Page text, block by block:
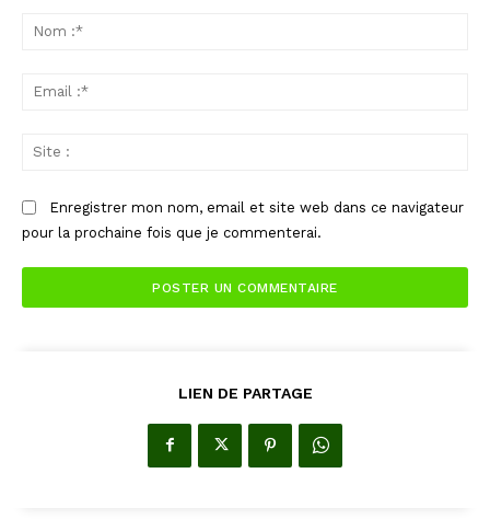
Enregistrer mon nom, email et site web dans ce navigateur
pour la prochaine fois que je commenterai.
LIEN DE PARTAGE